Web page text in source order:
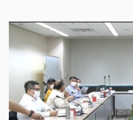
嘛算是落實轉型正義。
了後，其中現金的部份舊